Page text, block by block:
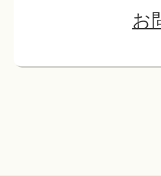
お